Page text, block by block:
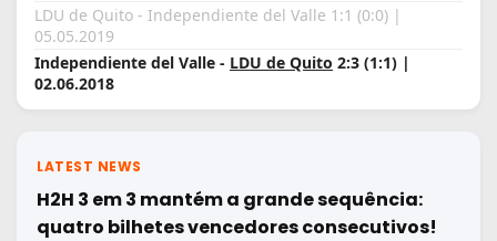
LDU de Quito - Independiente del Valle 1:1 (0:0) |
05.05.2019
Independiente del Valle - LDU de Quito 2:3 (1:1) |
02.06.2018
LATEST NEWS
H2H 3 em 3 mantém a grande sequência:
quatro bilhetes vencedores consecutivos!